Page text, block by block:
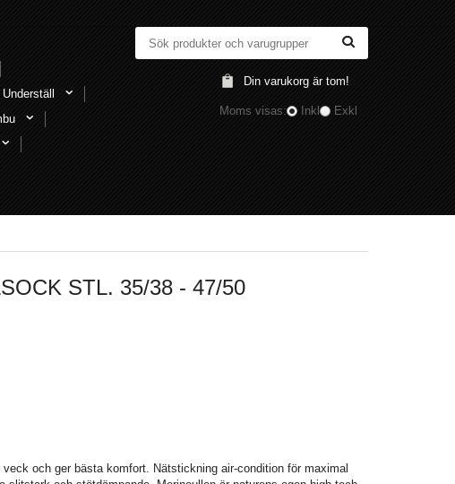
Underställ
Din varukorg är tom!
Moms visas: Inkl Exkl
STL. 35/38 - 47/50
och ger bästa komfort. Nätstickning air-condition för maximal